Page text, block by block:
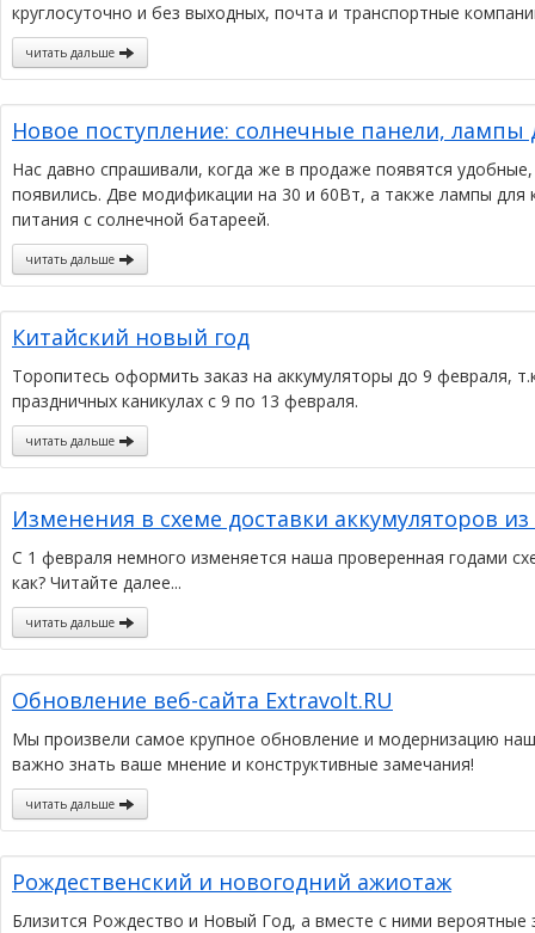
круглосуточно и без выходных, почта и транспортные
читать дальше
Новое поступление: солнечные панели, лампы
Нас давно спрашивали, когда же в продаже появятся
появились. Две модификации на 30 и 60Вт, а также лампы
питания с солнечной батареей.
читать дальше
Китайский новый год
Торопитесь оформить заказ на аккумуляторы до 9 февраля,
праздничных каникулах с 9 по 13 февраля.
читать дальше
Изменения в схеме доставки аккумуляторов из
С 1 февраля немного изменяется наша проверенная годами
как? Читайте далее...
читать дальше
Обновление веб-сайта Extravolt.RU
Мы произвели самое крупное обновление и модернизацию
важно знать ваше мнение и конструктивные замечания!
читать дальше
Рождественский и новогодний ажиотаж
Близится Рождество и Новый Год, а вместе с ними вероятные